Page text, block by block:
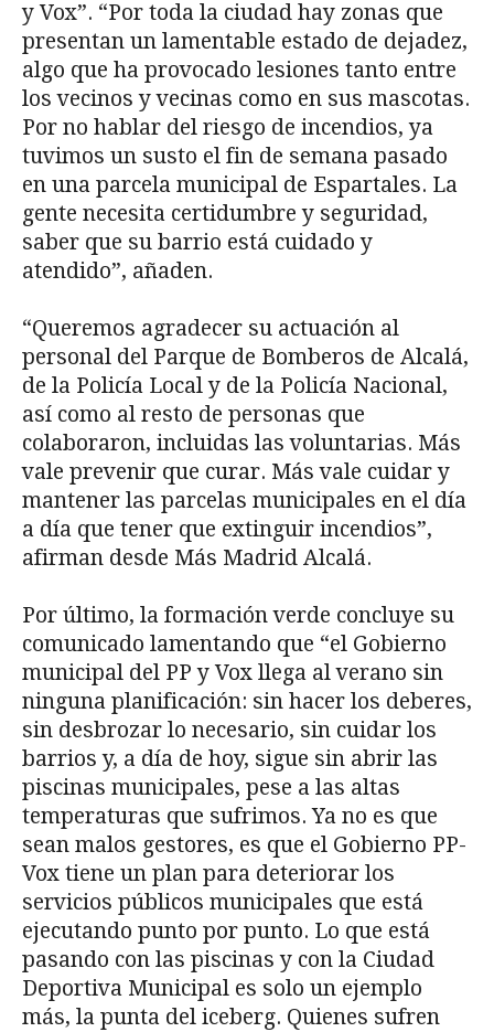
y Vox”. “Por toda la ciudad hay zonas que
presentan un lamentable estado de dejadez,
algo que ha provocado lesiones tanto entre
los vecinos y vecinas como en sus mascotas.
Por no hablar del riesgo de incendios, ya
tuvimos un susto el fin de semana pasado
en una parcela municipal de Espartales. La
gente necesita certidumbre y seguridad,
saber que su barrio está cuidado y
atendido”, añaden.
“Queremos agradecer su actuación al
personal del Parque de Bomberos de Alcalá,
de la Policía Local y de la Policía Nacional,
así como al resto de personas que
colaboraron, incluidas las voluntarias. Más
vale prevenir que curar. Más vale cuidar y
mantener las parcelas municipales en el día
a día que tener que extinguir incendios”,
afirman desde Más Madrid Alcalá.
Por último, la formación verde concluye su
comunicado lamentando que “el Gobierno
municipal del PP y Vox llega al verano sin
ninguna planificación: sin hacer los deberes,
sin desbrozar lo necesario, sin cuidar los
barrios y, a día de hoy, sigue sin abrir las
piscinas municipales, pese a las altas
temperaturas que sufrimos. Ya no es que
sean malos gestores, es que el Gobierno PP-
Vox tiene un plan para deteriorar los
servicios públicos municipales que está
ejecutando punto por punto. Lo que está
pasando con las piscinas y con la Ciudad
Deportiva Municipal es solo un ejemplo
más, la punta del iceberg. Quienes sufren